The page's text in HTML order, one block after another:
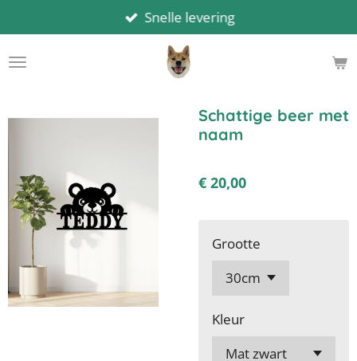
direct
naar
Snelle levering
Schattige beer met
naam
€ 20,00
Grootte
Kleur